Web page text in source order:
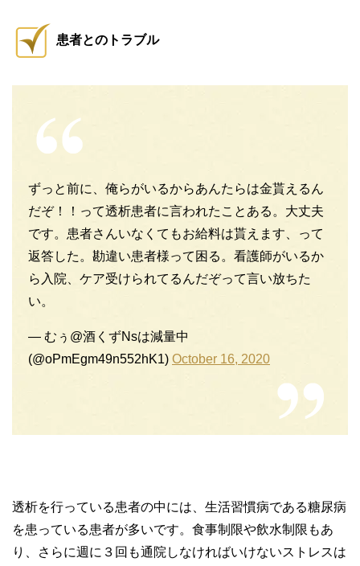
患者とのトラブル
ずっと前に、俺らがいるからあんたらは金貰えるん
だぞ！！って透析患者に言われたことある。大丈夫
です。患者さんいなくてもお給料は貰えます、って
返答した。勘違い患者様って困る。看護師がいるか
ら入院、ケア受けられてるんだぞって言い放ちた
い。
— むぅ@酒くずNsは減量中
(@oPmEgm49n552hK1) October 16, 2020
透析を行っている患者の中には、生活習慣病である糖尿病
を患っている患者が多いです。食事制限や飲水制限もあ
り、さらに週に３回も通院しなければいけないストレスは